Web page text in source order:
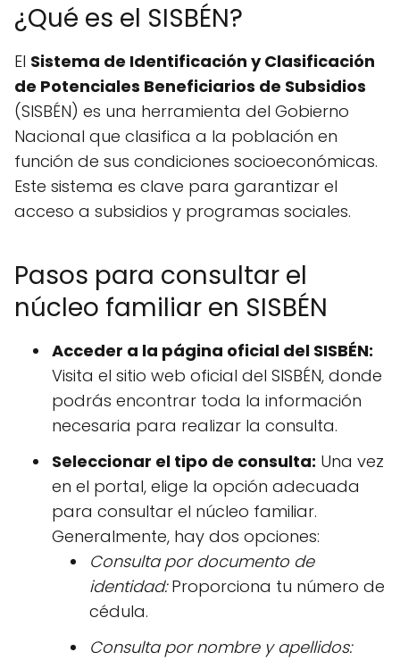
¿Qué es el SISBÉN?
El Sistema de Identificación y Clasificación
de Potenciales Beneficiarios de Subsidios
(SISBÉN) es una herramienta del Gobierno
Nacional que clasifica a la población en
función de sus condiciones socioeconómicas.
Este sistema es clave para garantizar el
acceso a subsidios y programas sociales.
Pasos para consultar el
núcleo familiar en SISBÉN
Acceder a la página oficial del SISBÉN:
Visita el sitio web oficial del SISBÉN, donde
podrás encontrar toda la información
necesaria para realizar la consulta.
Seleccionar el tipo de consulta: Una vez
en el portal, elige la opción adecuada
para consultar el núcleo familiar.
Generalmente, hay dos opciones:
Consulta por documento de
identidad:Proporciona tu número de
cédula.
Consulta por nombre y apellidos: